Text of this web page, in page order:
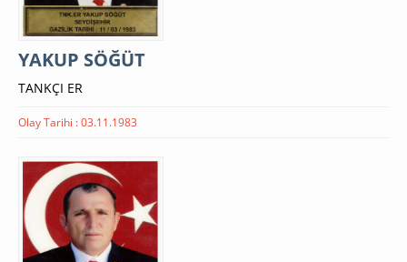
YAKUP SÖĞÜT
TANKÇI ER
Olay Tarihi : 03.11.1983